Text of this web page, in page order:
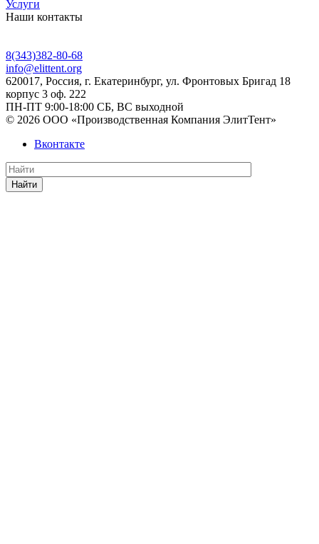
Услуги
Наши контакты
8(343)382-80-68
info@elittent.org
620017, Россия, г. Екатеринбург, ул. Фронтовых Бригад 18
корпус 3 оф. 222
ПН-ПТ 9:00-18:00 СБ, ВС выходной
© 2026 ООО «Производственная Компания ЭлитТент»
Вконтакте
Найти